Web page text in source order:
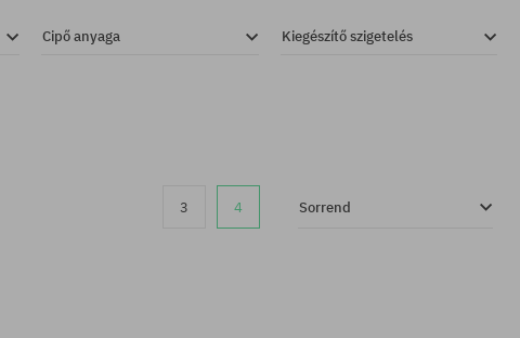
Cipő anyaga Kiegészítő szigetelés
3 4 Sorrend